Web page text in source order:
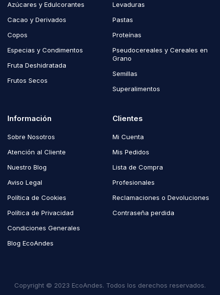
Azúcares y Edulcorantes
Cacao y Derivados
Copos
Especias y Condimentos
Fruta Deshidratada
Frutos Secos
Levaduras
Pastas
Proteínas
Pseudocereales y Cereales en
Grano
Semillas
Superalimentos
Información
Sobre Nosotros
Atención al Cliente
Nuestro Blog
Aviso Legal
Política de Cookies
Política de Privacidad
Condiciones Generales
Blog EcoAndes
Clientes
Mi Cuenta
Mis Pedidos
Lista de Compra
Profesionales
Reclamaciones o Devoluciones
Contraseña perdida
Copyright © 2023 EcoAndes. Todos los derechos reservados.